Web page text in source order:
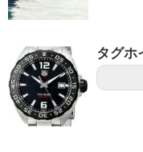
タグホ